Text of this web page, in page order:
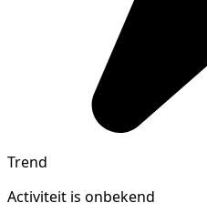
Trend
Activiteit is onbekend